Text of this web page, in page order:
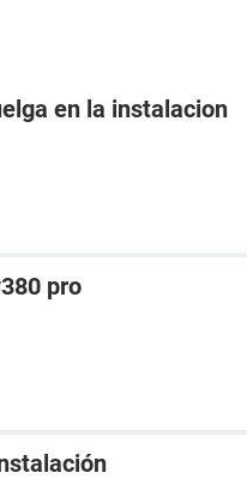
en la instalacion
pro